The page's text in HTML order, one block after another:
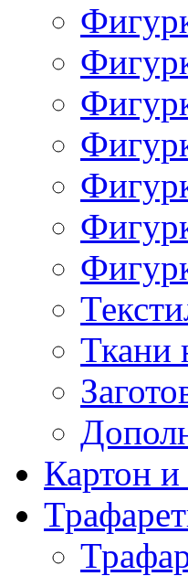
Ткани
Картон